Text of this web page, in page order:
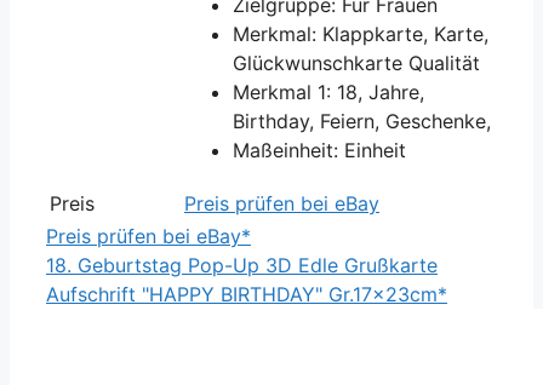
Merkmal: Klappkarte, Karte,
Glückwunschkarte Qualität
Merkmal 1: 18, Jahre,
Birthday, Feiern, Geschenke,
Maßeinheit: Einheit
Preis
Preis prüfen bei eBay
Preis prüfen bei eBay*
18. Geburtstag Pop-Up 3D Edle Grußkarte
Aufschrift "HAPPY BIRTHDAY" Gr.17x23cm*